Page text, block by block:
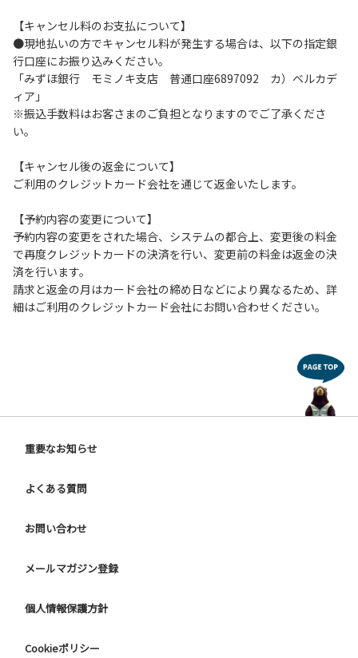
での花火、焚火は厳禁です。
５．その他、火災の原因となるような行為は厳禁です。
【保安上お守りいただきたい事項】
１．ご滞在中にお部屋から出られる際には、施錠をしてくだ
さい。
２．館外へ外出される際は、フロントに鍵をお預けくださ
３．貴重品の管理は各自で行ってください。１階廊下中央に
貴重品ロッカーをご用意しております。
はロビー又はラウンジをご利用ください。
５．２２：００以降の外出は出来ません。２２：００～翌
６：００の間、出入り口は施錠しております。
セキュリティ警備につき、無断で開錠されますと警備会
社へ発報されてしまいます。（緊急外出が必要な際は宿直ス
タッフへお声掛けください）
７．廊下やロビー等の場所に所持品を放置しないでくださ
８．未成年のみのご宿泊は、特に保護者の許可のない限りお
断りさせていただきます。
【維持管理上お守りいただきたい事項】
２．著しく悪臭を発するものは持ち込まないでください。
４．施設内の装飾品を外したり、移動させたりしないでくだ
５．宿泊登録をされていない方を施設内に入れないでくださ
６．近隣住民に迷惑となるような、高声放歌、喧騒な行為、
い。
【キャンセル料のお支払について】
●現地払いの方でキャンセル料が発生する場合は、以下の指定銀
行口座にお振り込みください。
「みずほ銀行 モミノキ支店 普通口座6897092 カ）ベルカデ
ィア」
※振込手数料はお客さまのご負担となりますのでご了承くださ
い。
【キャンセル後の返金について】
ご利用のクレジットカード会社を通じて返金いたします。
【予約内容の変更について】
予約内容の変更をされた場合、システムの都合上、変更後の料金
で再度クレジットカードの決済を行い、変更前の料金は返金の決
済を行います。
請求と返金の月はカード会社の締め日などにより異なるため、詳
細はご利用のクレジットカード会社にお問い合わせください。
重要なお知らせ
よくある質問
お問い合わせ
メールマガジン登録
個人情報保護方針
Cookieポリシー